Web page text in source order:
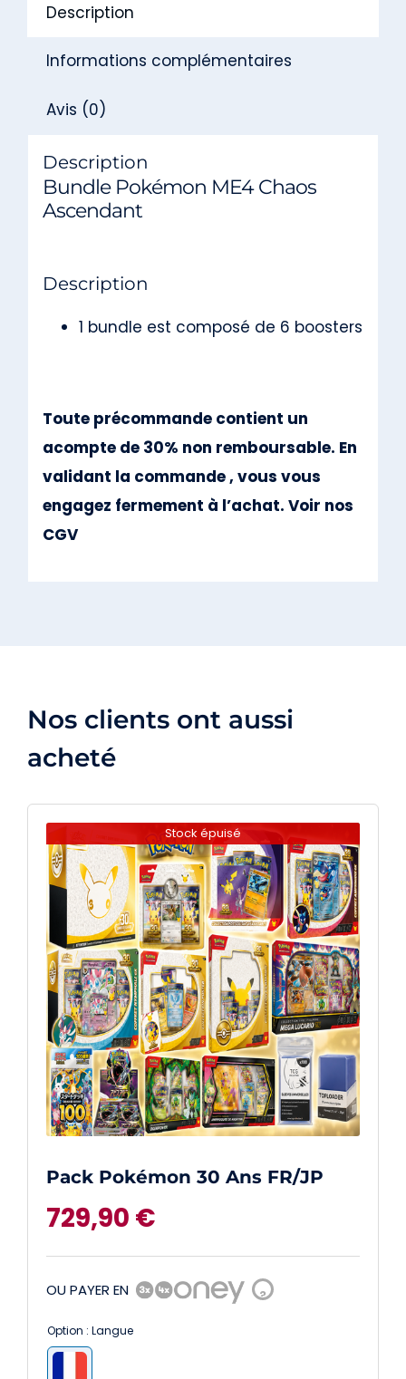
Ascendant
Description
Informations complémentaires
Avis (0)
Description
Bundle Pokémon ME4 Chaos
Ascendant
Description
1 bundle est composé de 6 boosters
Toute précommande contient un
acompte de 30% non remboursable. En
validant la commande , vous vous
engagez fermement à l’achat. Voir nos
CGV
Nos clients ont aussi
acheté
Stock épuisé
Pack Pokémon 30 Ans FR/JP
729,90 €
OU PAYER EN ?
Option : Langue